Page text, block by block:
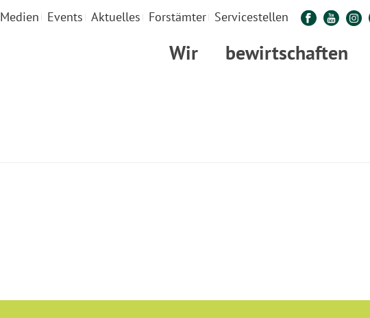
Medien Events Aktuelles Forstämter Servicestellen
Wir bewirtschaften